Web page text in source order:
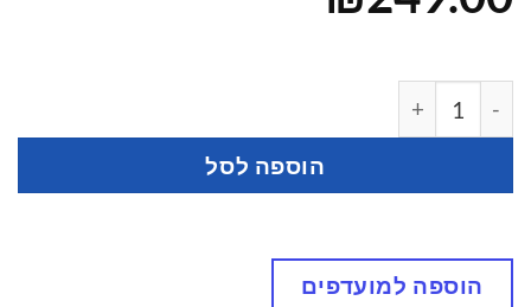
הוספה לסל
הוספה למועדפים